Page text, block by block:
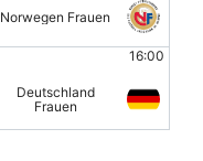
Norwegen Frauen
16:00
Deutschland
Frauen